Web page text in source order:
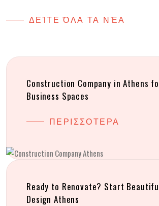
ΔΕΊΤΕ ΌΛΑ ΤΑ ΝΈΑ
Construction Company in Athens
Business Spaces
ΠΕΡΙΣΣΟΤΕΡΑ
Ready to Renovate? Start
Design Athens